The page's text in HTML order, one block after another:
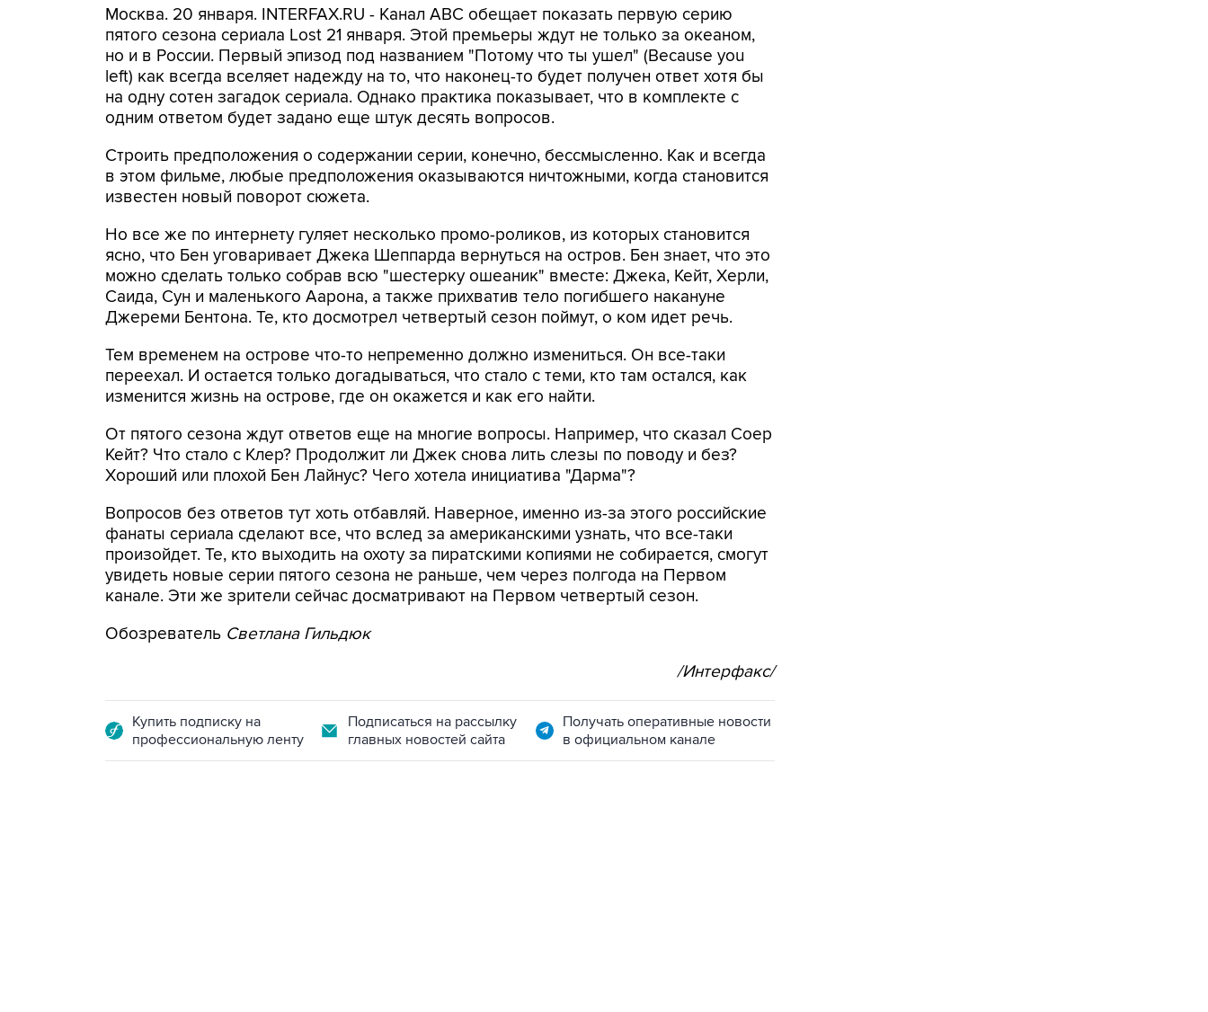
Москва. 20 января. INTERFAX.RU - Канал ABC обещает показать первую серию
пятого сезона сериала Lost 21 января. Этой премьеры ждут не только за океаном,
но и в России. Первый эпизод под названием "Потому что ты ушел" (Because you
left) как всегда вселяет надежду на то, что наконец-то будет получен ответ хотя бы
на одну сотен загадок сериала. Однако практика показывает, что в комплекте с
одним ответом будет задано еще штук десять вопросов.
Строить предположения о содержании серии, конечно, бессмысленно. Как и всегда
в этом фильме, любые предположения оказываются ничтожными, когда становится
известен новый поворот сюжета.
Но все же по интернету гуляет несколько промо-роликов, из которых становится
ясно, что Бен уговаривает Джека Шеппарда вернуться на остров. Бен знает, что это
можно сделать только собрав всю "шестерку ошеаник" вместе: Джека, Кейт, Херли,
Саида, Сун и маленького Аарона, а также прихватив тело погибшего накануне
Джереми Бентона. Те, кто досмотрел четвертый сезон поймут, о ком идет речь.
Тем временем на острове что-то непременно должно измениться. Он все-таки
переехал. И остается только догадываться, что стало с теми, кто там остался, как
изменится жизнь на острове, где он окажется и как его найти.
От пятого сезона ждут ответов еще на многие вопросы. Например, что сказал Соер
Кейт? Что стало с Клер? Продолжит ли Джек снова лить слезы по поводу и без?
Хороший или плохой Бен Лайнус? Чего хотела инициатива "Дарма"?
Вопросов без ответов тут хоть отбавляй. Наверное, именно из-за этого российские
фанаты сериала сделают все, что вслед за американскими узнать, что все-таки
произойдет. Те, кто выходить на охоту за пиратскими копиями не собирается, смогут
увидеть новые серии пятого сезона не раньше, чем через полгода на Первом
канале. Эти же зрители сейчас досматривают на Первом четвертый сезон.
Обозреватель Светлана Гильдюк
/Интерфакс/
Купить подписку на
профессиональную ленту
Подписаться на рассылку
главных новостей сайта
Получать оперативные новости
в официальном канале